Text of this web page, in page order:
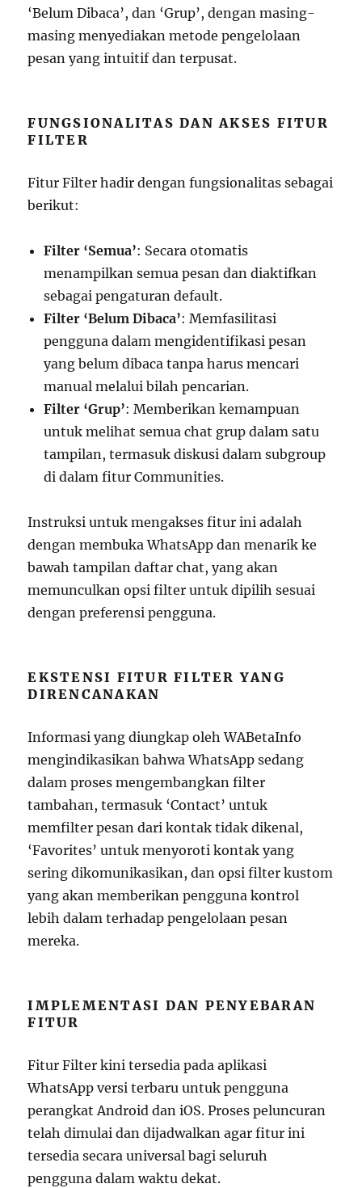
‘Belum Dibaca’, dan ‘Grup’, dengan masing-
masing menyediakan metode pengelolaan
pesan yang intuitif dan terpusat.
FUNGSIONALITAS DAN AKSES FITUR
FILTER
Fitur Filter hadir dengan fungsionalitas sebagai
berikut:
Filter ‘Semua’: Secara otomatis
menampilkan semua pesan dan diaktifkan
sebagai pengaturan default.
Filter ‘Belum Dibaca’: Memfasilitasi
pengguna dalam mengidentifikasi pesan
yang belum dibaca tanpa harus mencari
manual melalui bilah pencarian.
Filter ‘Grup’: Memberikan kemampuan
untuk melihat semua chat grup dalam satu
tampilan, termasuk diskusi dalam subgroup
di dalam fitur Communities.
Instruksi untuk mengakses fitur ini adalah
dengan membuka WhatsApp dan menarik ke
bawah tampilan daftar chat, yang akan
memunculkan opsi filter untuk dipilih sesuai
dengan preferensi pengguna.
EKSTENSI FITUR FILTER YANG
DIRENCANAKAN
Informasi yang diungkap oleh WABetaInfo
mengindikasikan bahwa WhatsApp sedang
dalam proses mengembangkan filter
tambahan, termasuk ‘Contact’ untuk
memfilter pesan dari kontak tidak dikenal,
‘Favorites’ untuk menyoroti kontak yang
sering dikomunikasikan, dan opsi filter kustom
yang akan memberikan pengguna kontrol
lebih dalam terhadap pengelolaan pesan
mereka.
IMPLEMENTASI DAN PENYEBARAN
FITUR
Fitur Filter kini tersedia pada aplikasi
WhatsApp versi terbaru untuk pengguna
perangkat Android dan iOS. Proses peluncuran
telah dimulai dan dijadwalkan agar fitur ini
tersedia secara universal bagi seluruh
pengguna dalam waktu dekat.